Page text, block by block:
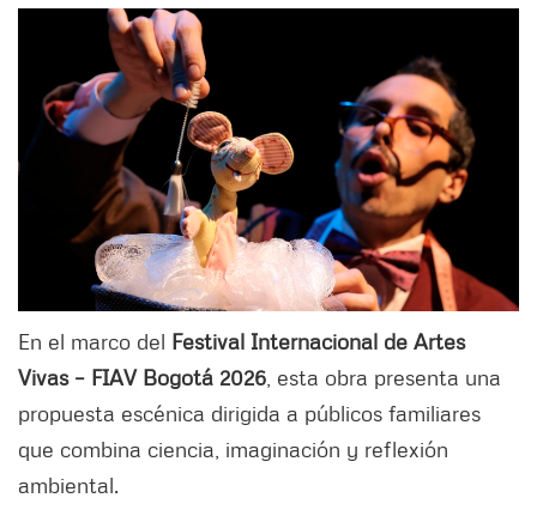
En el marco del Festival Internacional de Artes
Vivas – FIAV Bogotá 2026 , esta obra presenta una
propuesta escénica dirigida a públicos familiares
que combina ciencia, imaginación y reflexión
ambiental.